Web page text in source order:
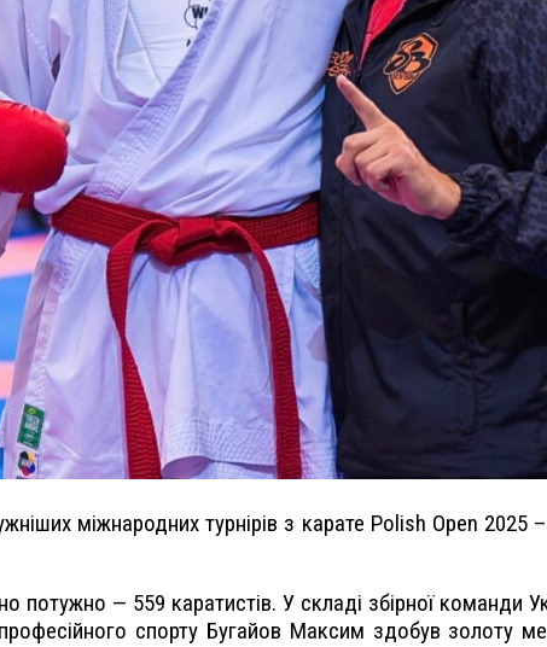
міжнародних турнірів з карате Polish Open 2025
потужно — 559 каратистів. У складі збірної команди
спорту Бугайов Максим здобув золоту